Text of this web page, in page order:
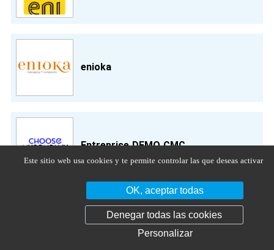
enioka
Entreprise DEMO CMC
EQIOM
Este sitio web usa cookies y te permite controlar las que deseas activar
OK, aceptar todas
Denegar todas las cookies
Personalizar